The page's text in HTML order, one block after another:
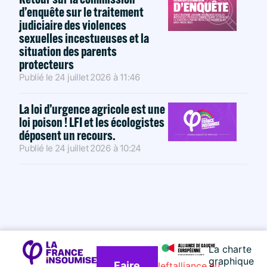
d’enquête sur le traitement
judiciaire des violences
sexuelles incestueuses et la
situation des parents
protecteurs
Publié le 24 juillet 2026 à 11:46
La loi d’urgence agricole est une
loi poison ! LFI et les écologistes
déposent un recours.
Publié le 24 juillet 2026 à 10:24
La charte
graphique